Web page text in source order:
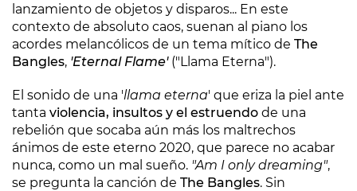
lanzamiento de objetos y disparos... En este
contexto de absoluto caos, suenan al piano los
acordes melancólicos de un tema mítico de The
Bangles, 'Eternal Flame'("Llama Eterna").
El sonido de una 'llama eterna' que eriza la piel ante
tanta violencia, insultos y el estruendo de una
rebelión que socaba aún más los maltrechos
ánimos de este eterno 2020, que parece no acabar
nunca, como un mal sueño. "Am I only dreaming",
se pregunta la canción de The Bangles. Sin